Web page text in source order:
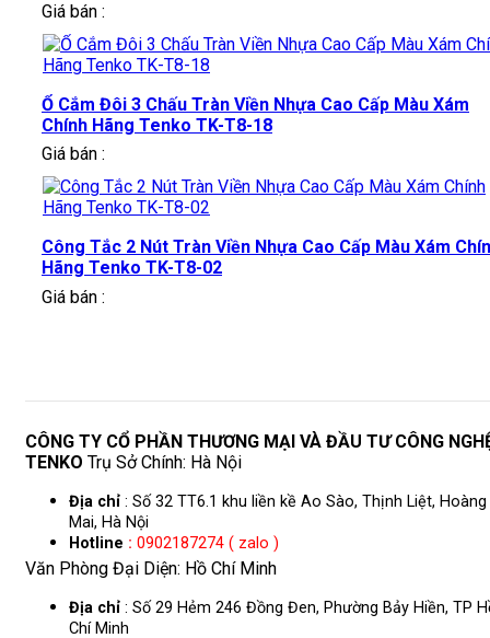
Giá bán :
Ổ Cắm Đôi 3 Chấu Tràn Viền Nhựa Cao Cấp Màu Xám
Chính Hãng Tenko TK-T8-18
Giá bán :
Công Tắc 2 Nút Tràn Viền Nhựa Cao Cấp Màu Xám
Hãng Tenko TK-T8-02
Giá bán :
CÔNG TY CỔ PHẦN THƯƠNG MẠI VÀ ĐẦU TƯ CÔNG
TENKO Trụ Sở Chính: Hà Nội
Địa chỉ : Số 32 TT6.1 khu liền kề Ao Sào, Thịnh Liệt, Hoàng
Mai, Hà Nội
Hotline : 0902187274 ( zalo )
Văn Phòng Đại Diện: Hồ Chí Minh
Địa chỉ : Số 29 Hẻm 246 Đồng Đen, Phường Bảy Hiền, TP
Chí Minh